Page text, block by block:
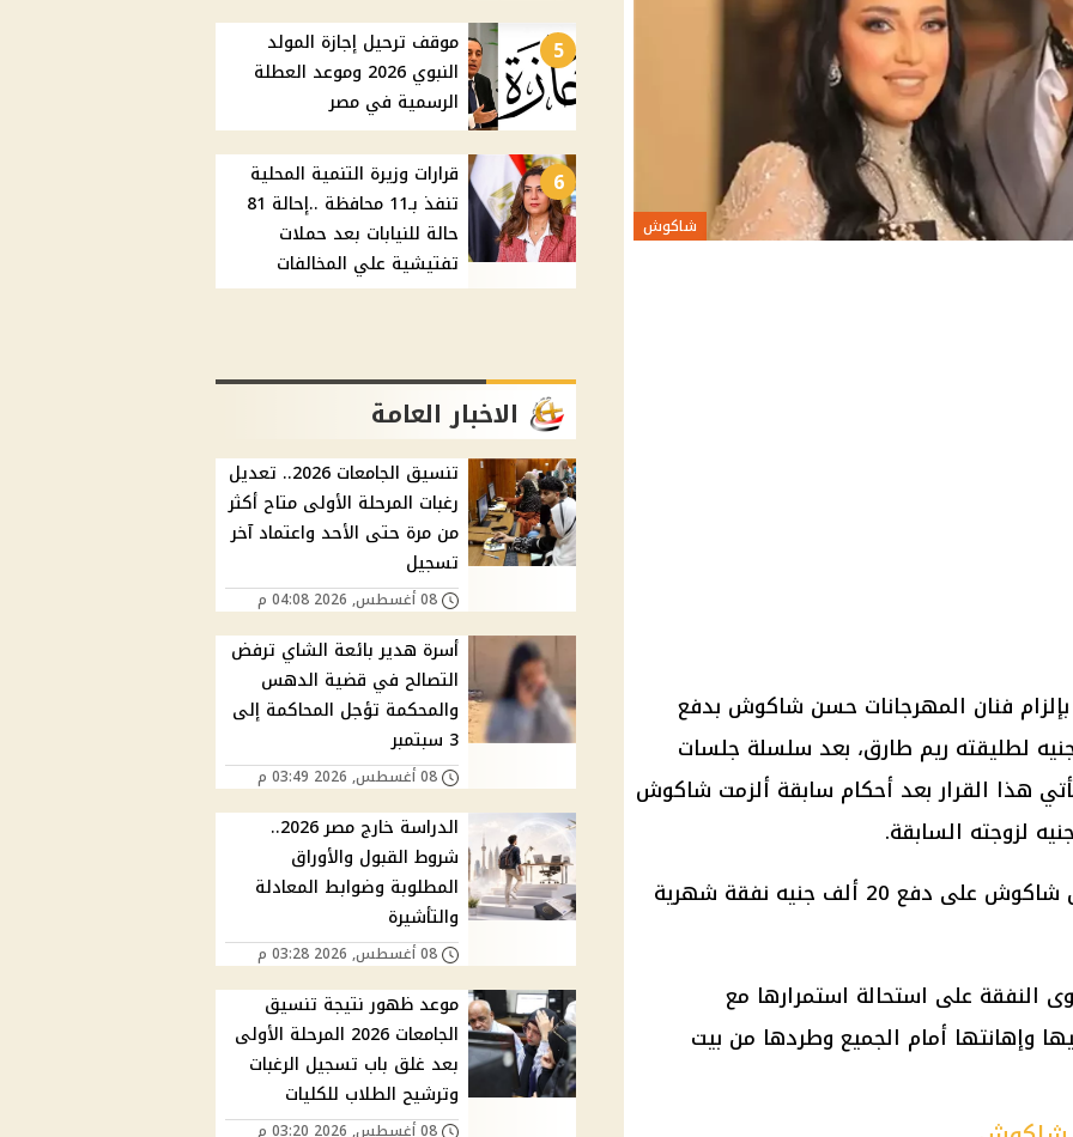
شاكوش
فنان المهرجانات حسن شاكوش بدفع
وعدة تقدر بـ 950 ألف جنيه لطليقته ريم طارق، بعد سلسلة جلسات
هذا القرار بعد أحكام سابقة ألزمت شاكوش
وسبق أن قررت "الأسرة" إجبار حسن شاكوش على دفع 20 ألف جنيه نفقة شهرية
على استحالة استمرارها مع
وإهانتها أمام الجميع وطردها من بيت
5
موقف ترحيل إجازة المولد
النبوي 2026 وموعد العطلة
الرسمية في مصر
6
قرارات وزيرة التنمية المحلية
تنفذ بـ11 محافظة ..إحالة 81
حالة للنيابات بعد حملات
تفتيشية علي المخالفات
الاخبار العامة
تنسيق الجامعات 2026.. تعديل
رغبات المرحلة الأولى متاح أكثر
من مرة حتى الأحد واعتماد آخر
تسجيل
08 أغسطس, 2026 04:08 م
أسرة هدير بائعة الشاي ترفض
التصالح في قضية الدهس
والمحكمة تؤجل المحاكمة إلى
3 سبتمبر
08 أغسطس, 2026 03:49 م
الدراسة خارج مصر 2026..
شروط القبول والأوراق
المطلوبة وضوابط المعادلة
والتأشيرة
08 أغسطس, 2026 03:28 م
موعد ظهور نتيجة تنسيق
الجامعات 2026 المرحلة الأولى
بعد غلق باب تسجيل الرغبات
وترشيح الطلاب للكليات
08 أغسطس, 2026 03:20 م